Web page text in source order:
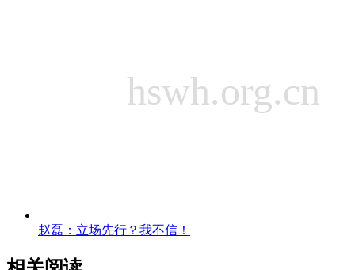
赵磊：立场先行？我不信！